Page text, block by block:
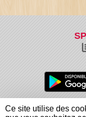
Charte
Ce site utilise des